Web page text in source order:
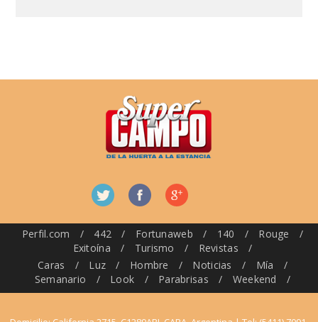
Perfil.com / 442 / Fortunaweb / 140 / Rouge
/
Exitoína
/ Turismo / Revistas
/
Caras
/ Luz / Hombre / Noticias / Mía
/
Semanario
/ Look / Parabrisas / Weekend /